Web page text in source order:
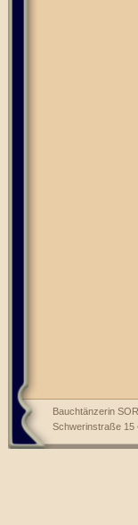
Bauchtänzerin
Schwerinstraße 15